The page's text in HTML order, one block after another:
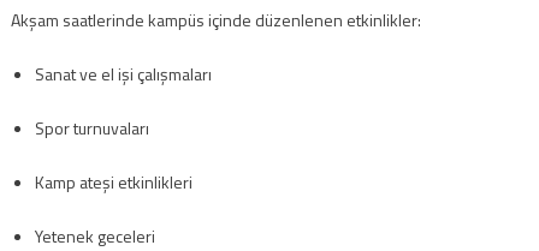
Akşam saatlerinde kampüs içinde düzenlenen etkinlikler:
Sanat ve el işi çalışmaları
Spor turnuvaları
Kamp ateşi etkinlikleri
Yetenek geceleri